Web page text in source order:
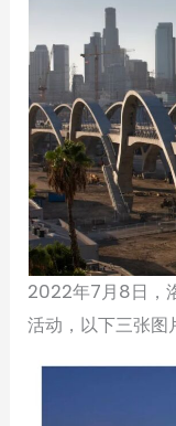
2022年7月8日，
活动，以下三张图